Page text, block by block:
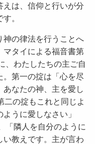
えは、信仰と行いが分
。
の律法を行うことへ
マタイによる福音書第
、わたしたちの主ご自
第一の掟は「心を尽
あなたの神、主を愛し
二の掟もこれと同じよ
うに愛しなさい」
「隣人を自分のように
教えです。主が言わ